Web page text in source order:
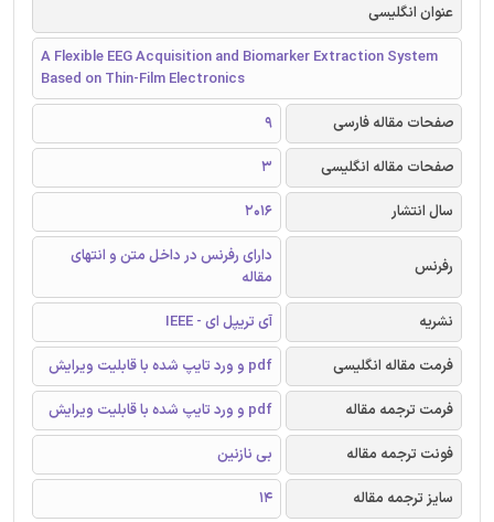
عنوان انگلیسی
A Flexible EEG Acquisition and Biomarker Extraction System
Based on Thin-Film Electronics
صفحات مقاله فارسی
9
صفحات مقاله انگلیسی
3
سال انتشار
2016
رفرنس
دارای رفرنس در داخل متن و انتهای
مقاله
نشریه
آی تریپل ای - IEEE
فرمت مقاله انگلیسی
pdf و ورد تایپ شده با قابلیت ویرایش
فرمت ترجمه مقاله
pdf و ورد تایپ شده با قابلیت ویرایش
فونت ترجمه مقاله
بی نازنین
سایز ترجمه مقاله
14